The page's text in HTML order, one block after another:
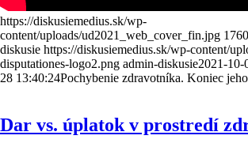
https://diskusiemedius.sk/wp-
content/uploads/ud2021_web_cover_fin.jpg 1760
diskusie https://diskusiemedius.sk/wp-content/
disputationes-logo2.png admin-diskusie2021-10-
28 13:40:24Pochybenie zdravotníka. Koniec
Dar vs. úplatok v prostredí